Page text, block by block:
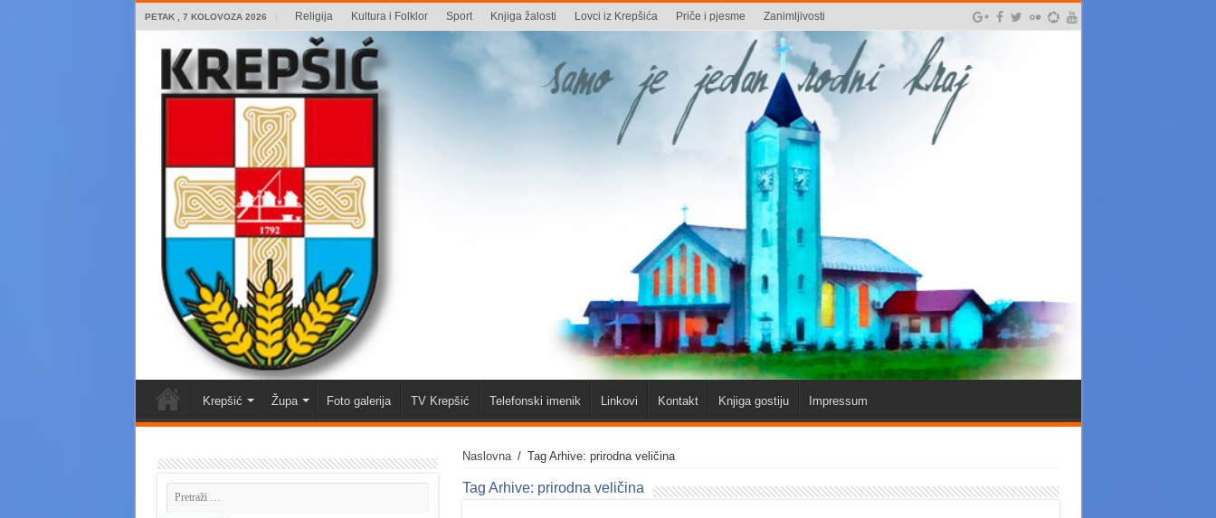
PETAK , 7 KOLOVOZA 2026 Religija Kultura i Folklor Sport Knjiga žalosti Lovci iz Krepšića Priče i pjesme Zanimljivosti
Krepšić Župa Foto galerija TV Krepšić Telefonski imenik Linkovi Kontakt Knjiga gostiju Impressum
Naslovna / Tag Arhive: prirodna veličina
Tag Arhive: prirodna veličina